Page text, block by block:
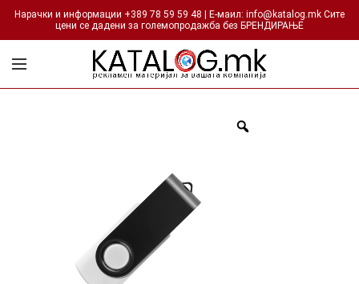
Нарачки и информации +389 78 59 59 48 | Е-маил: info@katalog.mk Сите
цени се дадени за големопродажба без БРЕНДИРАЊЕ